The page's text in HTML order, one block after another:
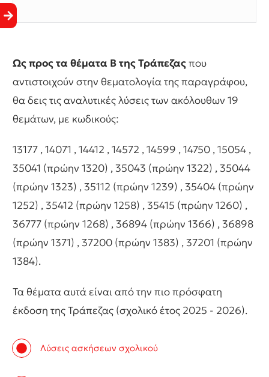
Ως προς τα θέματα Β της Τράπεζαςπου
αντιστοιχούν στην θεματολογία της παραγράφου,
θα δεις τις αναλυτικές λύσεις των ακόλουθων 19
θεμάτων, με κωδικούς:
13177 , 14071 , 14412 , 14572 , 14599 , 14750 , 15054 ,
35041 (πρώην 1320) , 35043 (πρώην 1322) , 35044
(πρώην 1323) , 35112 (πρώην 1239) , 35404 (πρώην
1252) , 35412 (πρώην 1258) , 35415 (πρώην 1260) ,
36777 (πρώην 1268) , 36894 (πρώην 1366) , 36898
(πρώην 1371) , 37200 (πρώην 1383) , 37201 (πρώην
1384).
Τα θέματα αυτά είναι από την πιο πρόσφατη
έκδοση της Τράπεζας (σχολικό έτος 2025 - 2026).
Λύσεις ασκήσεων σχολικού